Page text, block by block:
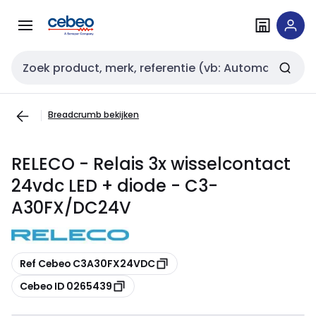
naar
naar
Zoekveld invoer
Breadcrumb bekijken
RELECO - Relais 3x wisselcontact
24vdc LED + diode - C3-
A30FX/DC24V
Kopiëren
Ref Cebeo C3A30FX24VDC
Kopiëren
Cebeo ID 0265439